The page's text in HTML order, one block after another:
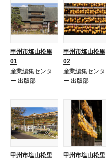
甲州市塩山松里
01
産業編集センタ
ー 出版部
甲州市塩山松里
02
産業編集センタ
ー 出版部
甲州市塩山松里
甲州市塩山松里